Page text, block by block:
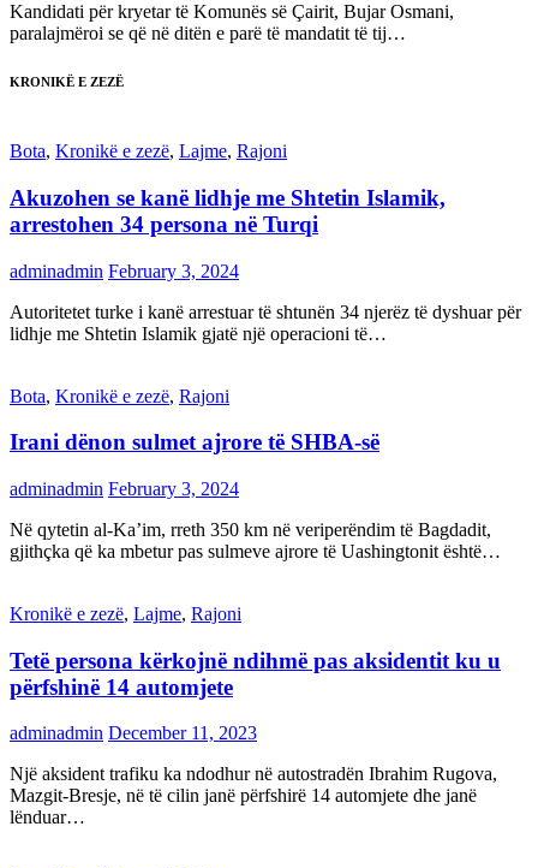
Kandidati për kryetar të Komunës së Çairit, Bujar Osmani,
paralajmëroi se që në ditën e parë të mandatit të tij…
KRONIKË E ZEZË
Bota, Kronikë e zezë, Lajme, Rajoni
Akuzohen se kanë lidhje me Shtetin Islamik,
arrestohen 34 persona në Turqi
adminadmin February 3, 2024
Autoritetet turke i kanë arrestuar të shtunën 34 njerëz të dyshuar për
lidhje me Shtetin Islamik gjatë një operacioni të…
Bota, Kronikë e zezë, Rajoni
Irani dënon sulmet ajrore të SHBA-së
adminadmin February 3, 2024
Në qytetin al-Ka’im, rreth 350 km në veriperëndim të Bagdadit,
gjithçka që ka mbetur pas sulmeve ajrore të Uashingtonit është…
Kronikë e zezë, Lajme, Rajoni
Tetë persona kërkojnë ndihmë pas aksidentit ku u
përfshinë 14 automjete
adminadmin December 11, 2023
Një aksident trafiku ka ndodhur në autostradën Ibrahim Rugova,
Mazgit-Bresje, në të cilin janë përfshirë 14 automjete dhe janë
lënduar…